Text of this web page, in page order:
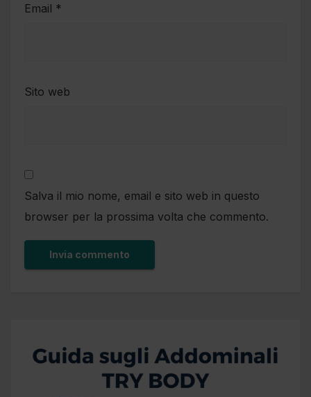
Email *
Sito web
Salva il mio nome, email e sito web in questo
browser per la prossima volta che commento.